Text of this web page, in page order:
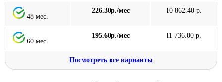
48 мес.
226.30р./мес 10 862.40 р.
60 мес.
195.60р./мес 11 736.00 р.
Посмотреть все варианты